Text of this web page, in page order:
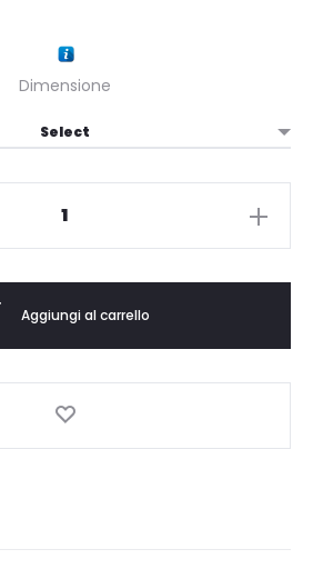
da
€48,00
a
Dimensione
Aggiungi al carrello